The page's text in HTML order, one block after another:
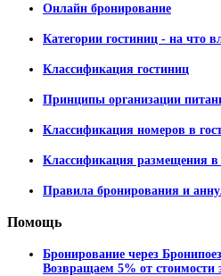
Онлайн бронирование
Категории гостиниц - на что
Классификация гостиниц
Принципы организации
Классификация номеров в
Классификация размещения в
Правила бронирования и
Помощь
Бронирование через
Возвращаем 5% от стоимости